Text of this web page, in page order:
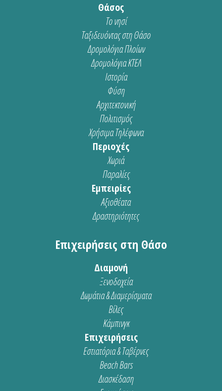
Θάσος
Το νησί
Ταξιδευόντας στη Θάσο
Δρομολόγια Πλοίων
Δρομολόγια ΚΤΕΛ
Ιστορία
Φύση
Αρχιτεκτονική
Πολιτισμός
Χρήσιμα Τηλέφωνα
Περιοχές
Χωριά
Παραλίες
Εμπειρίες
Αξιοθέατα
Δραστηριότητες
Επιχειρήσεις στη Θάσο
Διαμονή
Ξενοδοχεία
Δωμάτια & Διαμερίσματα
Βίλες
Κάμπινγκ
Επιχειρήσεις
Εστιατόρια & Ταβέρνες
Beach Bars
Διασκέδαση